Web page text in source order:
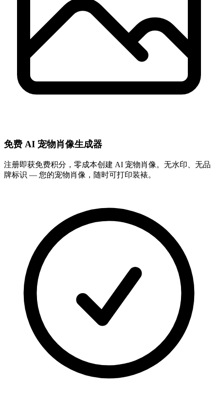
免费 AI 宠物肖像生成器
注册即获免费积分，零成本创建 AI 宠物肖像。无水印、无品
牌标识 — 您的宠物肖像，随时可打印装裱。